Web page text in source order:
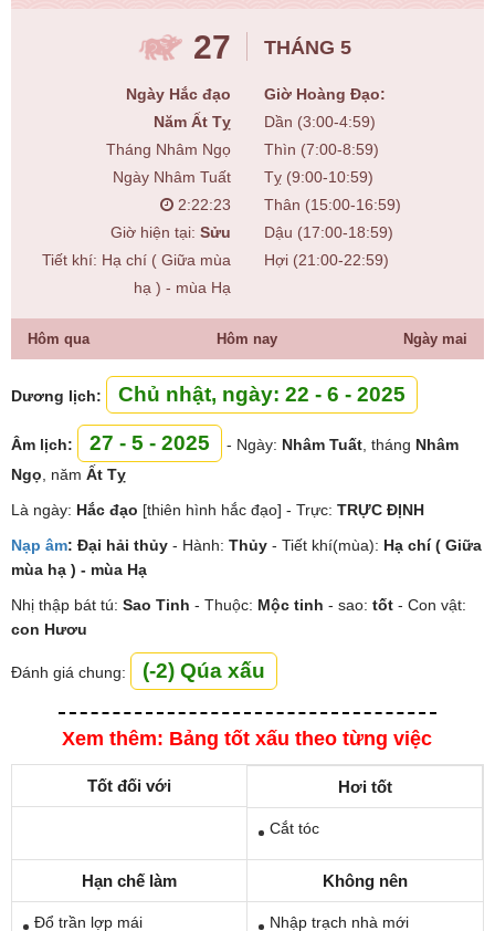
27
Ngày Hắc đạo
Năm Ất Tỵ
Tháng Nhâm Ngọ
Ngày Nhâm Tuất
2:22:24
Giờ hiện tại: Sửu
Tiết khí: Hạ chí ( Giữa mùa
hạ ) - mùa Hạ
THÁNG 5
Giờ Hoàng Đạo:
Dần (3:00-4:59)
Thìn (7:00-8:59)
Tỵ (9:00-10:59)
Thân (15:00-16:59)
Dậu (17:00-18:59)
Hợi (21:00-22:59)
Hôm qua Hôm nay Ngày mai
Dương lịch: Chủ nhật, ngày: 22 - 6 - 2025
Âm lịch: 27 - 5 - 2025 - Ngày: Nhâm Tuất , tháng Nhâm
Ngọ , năm Ất Tỵ
Là ngày: Hắc đạo [thiên hình hắc đạo] - Trực: TRỰC ĐỊNH
Nạp âm: Đại hải thủy - Hành: Thủy - Tiết khí(mùa): Hạ chí ( Giữa
mùa hạ ) - mùa Hạ
Nhị thập bát tú: Sao Tinh - Thuộc: Mộc tinh - sao: tốt - Con vật:
con Hươu
Đánh giá chung: (-2) Qúa xấu
Xem thêm: Bảng tốt xấu theo từng việc
Tốt đối với Hơi tốt
Cắt tóc
Hạn chế làm
Đổ trần lợp mái
Không nên
Nhập trạch nhà mới